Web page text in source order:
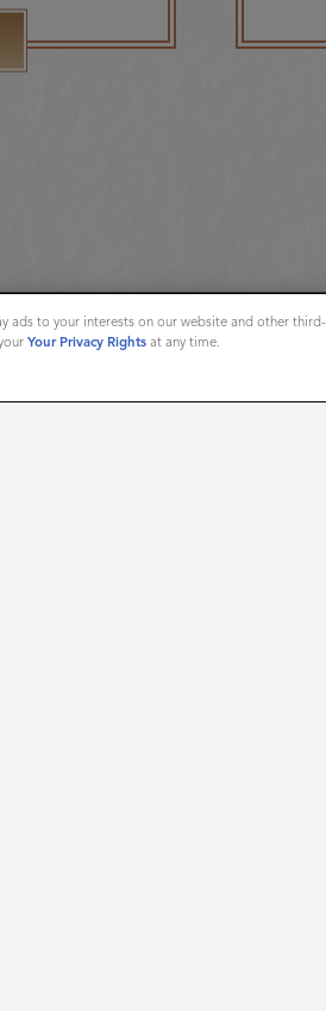
ads to your interests on our website and other
Your Privacy Rights at any time.